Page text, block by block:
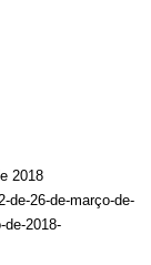
2018
de-26-de-março-de-
de-2018-